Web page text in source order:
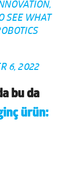
SEE WHAT
6, 2022
bu da
ürün: